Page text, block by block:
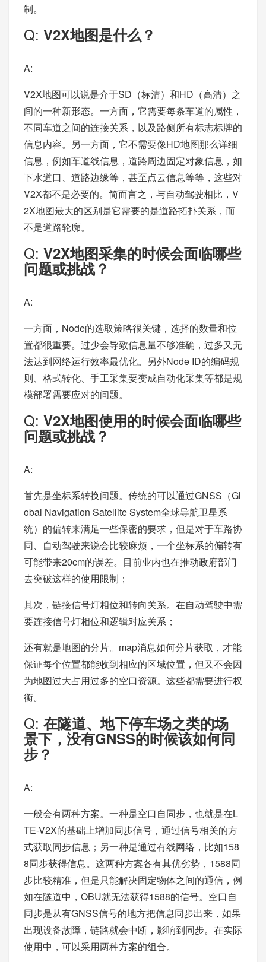
制。
Q: V2X地图是什么？
A:
V2X地图可以说是介于SD（标清）和HD（高清）之
间的一种新形态。一方面，它需要每条车道的属性，
不同车道之间的连接关系，以及路侧所有标志标牌的
信息内容。另一方面，它不需要像HD地图那么详细
信息，例如车道线信息，道路周边固定对象信息，如
下水道口、道路边缘等，甚至点云信息等等，这些对
V2X都不是必要的。简而言之，与自动驾驶相比，V
2X地图最大的区别是它需要的是道路拓扑关系，而
不是道路轮廓。
Q: V2X地图采集的时候会面临哪些
问题或挑战？
A:
一方面，Node的选取策略很关键，选择的数量和位
置都很重要。过少会导致信息量不够准确，过多又无
法达到网络运行效率最优化。另外Node ID的编码规
则、格式转化、手工采集要变成自动化采集等都是规
模部署需要应对的问题。
Q: V2X地图使用的时候会面临哪些
问题或挑战？
A:
首先是坐标系转换问题。传统的可以通过GNSS（Gl
obal Navigation Satellite System全球导航卫星系
统）的偏转来满足一些保密的要求，但是对于车路协
同、自动驾驶来说会比较麻烦，一个坐标系的偏转有
可能带来20cm的误差。目前业内也在推动政府部门
去突破这样的使用限制；
其次，链接信号灯相位和转向关系。在自动驾驶中需
要连接信号灯相位和逻辑对应关系；
还有就是地图的分片。map消息如何分片获取，才能
保证每个位置都能收到相应的区域位置，但又不会因
为地图过大占用过多的空口资源。这些都需要进行权
衡。
Q: 在隧道、地下停车场之类的场
景下，没有GNSS的时候该如何同
步？
A:
一般会有两种方案。一种是空口自同步，也就是在L
TE-V2X的基础上增加同步信号，通过信号相关的方
式获取同步信息；另一种是通过有线网络，比如158
8同步获得信息。这两种方案各有其优劣势，1588同
步比较精准，但是只能解决固定物体之间的通信，例
如在隧道中，OBU就无法获得1588的信号。空口自
同步是从有GNSS信号的地方把信息同步出来，如果
出现设备故障，链路就会中断，影响到同步。在实际
使用中，可以采用两种方案的组合。